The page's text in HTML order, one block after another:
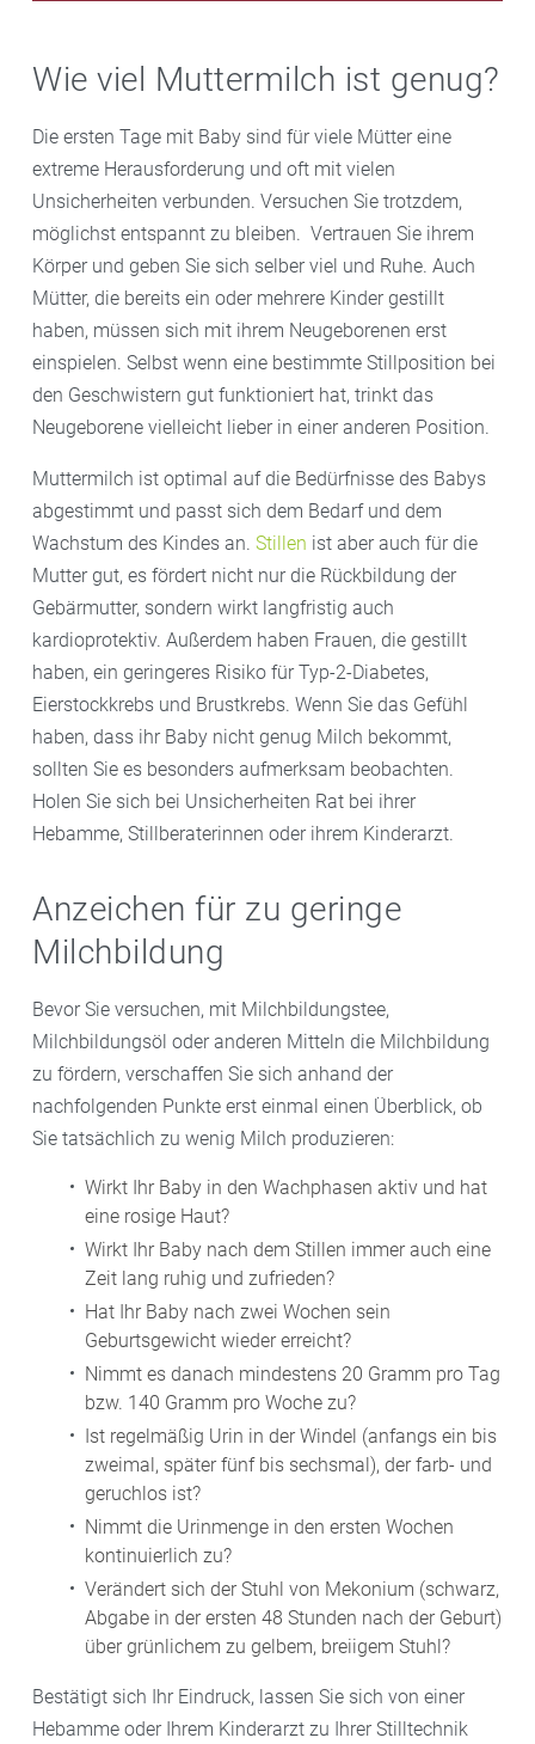
Wie viel Muttermilch ist genug?
Die ersten Tage mit Baby sind für viele Mütter eine
extreme Herausforderung und oft mit vielen
Unsicherheiten verbunden. Versuchen Sie trotzdem,
möglichst entspannt zu bleiben. Vertrauen Sie ihrem
Körper und geben Sie sich selber viel und Ruhe. Auch
Mütter, die bereits ein oder mehrere Kinder gestillt
haben, müssen sich mit ihrem Neugeborenen erst
einspielen. Selbst wenn eine bestimmte Stillposition bei
den Geschwistern gut funktioniert hat, trinkt das
Neugeborene vielleicht lieber in einer anderen Position.
Muttermilch ist optimal auf die Bedürfnisse des Babys
abgestimmt und passt sich dem Bedarf und dem
Wachstum des Kindes an. Stillen ist aber auch für die
Mutter gut, es fördert nicht nur die Rückbildung der
Gebärmutter, sondern wirkt langfristig auch
kardioprotektiv. Außerdem haben Frauen, die gestillt
haben, ein geringeres Risiko für Typ-2-Diabetes,
Eierstockkrebs und Brustkrebs. Wenn Sie das Gefühl
haben, dass ihr Baby nicht genug Milch bekommt,
sollten Sie es besonders aufmerksam beobachten.
Holen Sie sich bei Unsicherheiten Rat bei ihrer
Hebamme, Stillberaterinnen oder ihrem Kinderarzt.
Anzeichen für zu geringe
Milchbildung
Bevor Sie versuchen, mit Milchbildungstee,
Milchbildungsöl oder anderen Mitteln die Milchbildung
zu fördern, verschaffen Sie sich anhand der
nachfolgenden Punkte erst einmal einen Überblick, ob
Sie tatsächlich zu wenig Milch produzieren:
Wirkt Ihr Baby in den Wachphasen aktiv und hat
eine rosige Haut?
Wirkt Ihr Baby nach dem Stillen immer auch eine
Zeit lang ruhig und zufrieden?
Hat Ihr Baby nach zwei Wochen sein
Geburtsgewicht wieder erreicht?
Nimmt es danach mindestens 20 Gramm pro Tag
bzw. 140 Gramm pro Woche zu?
Ist regelmäßig Urin in der Windel (anfangs ein bis
zweimal, später fünf bis sechsmal), der farb- und
geruchlos ist?
Nimmt die Urinmenge in den ersten Wochen
kontinuierlich zu?
Verändert sich der Stuhl von Mekonium (schwarz,
Abgabe in der ersten 48 Stunden nach der Geburt)
über grünlichem zu gelbem, breiigem Stuhl?
Bestätigt sich Ihr Eindruck, lassen Sie sich von einer
Hebamme oder Ihrem Kinderarzt zu Ihrer Stilltechnik